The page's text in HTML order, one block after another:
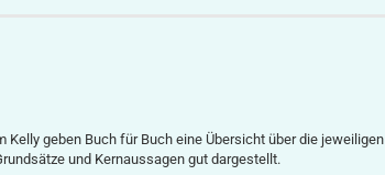
Kelly geben Buch für Buch eine Übersicht über die jeweiligen
und Kernaussagen gut dargestellt.